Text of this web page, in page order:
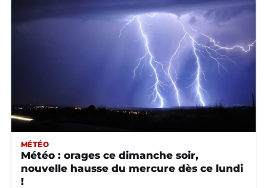
MÉTÉO
Météo : orages ce dimanche soir,
nouvelle hausse du mercure dès ce lundi
!